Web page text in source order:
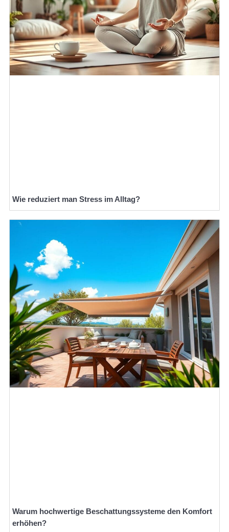
Wie reduziert man Stress im Alltag?
Warum hochwertige Beschattungssysteme den Komfort
erhöhen?